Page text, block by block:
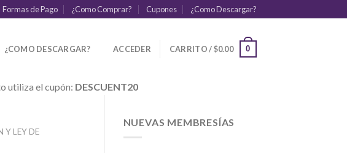
Formas de Pago ¿Como Comprar? Cupones ¿Como Descargar?
¿COMO DESCARGAR? ACCEDER CARRITO /$0.00 0
utiliza el cupón: DESCUENT20
NUEVAS MEMBRESÍAS
Y LEY DE